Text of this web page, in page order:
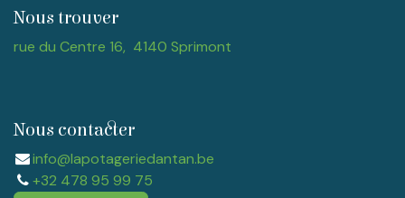
Nous trouver
rue du Centre 16, 4140 Sprimont
Nous contacter
info@lapotageriedantan.be
+32 478 95 99 75